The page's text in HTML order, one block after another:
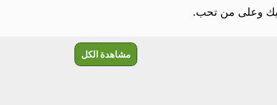
وعلى من تحب.
مشاهدة الكل